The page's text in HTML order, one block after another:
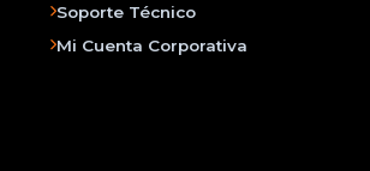
Soporte Técnico
Mi Cuenta Corporativa